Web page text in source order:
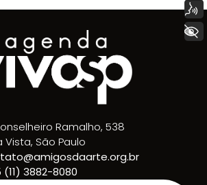
Ramalho, 538
Vista, São Paulo
3882-8080
Voz
+ Acessibilidade